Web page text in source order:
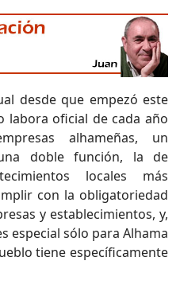
desde que empezó este
labora oficial de cada año
alhameñas, un
doble función, la de
locales más
con la obligatoriedad
y establecimientos, y,
especial sólo para Alhama
tiene específicamente